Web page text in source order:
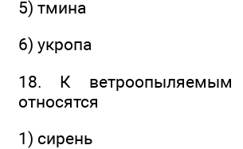
5) тмина
6) укропа
18. К ветроопыляемым
относятся
1) сирень